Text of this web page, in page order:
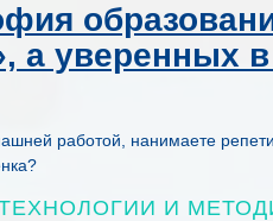
а уверенных
работой, нанимаете
И